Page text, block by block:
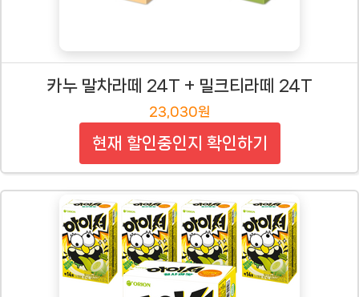
카누 말차라떼 24T + 밀크티라떼 24T
23,030원
현재 할인중인지 확인하기